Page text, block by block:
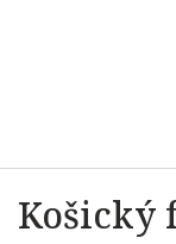
Košický